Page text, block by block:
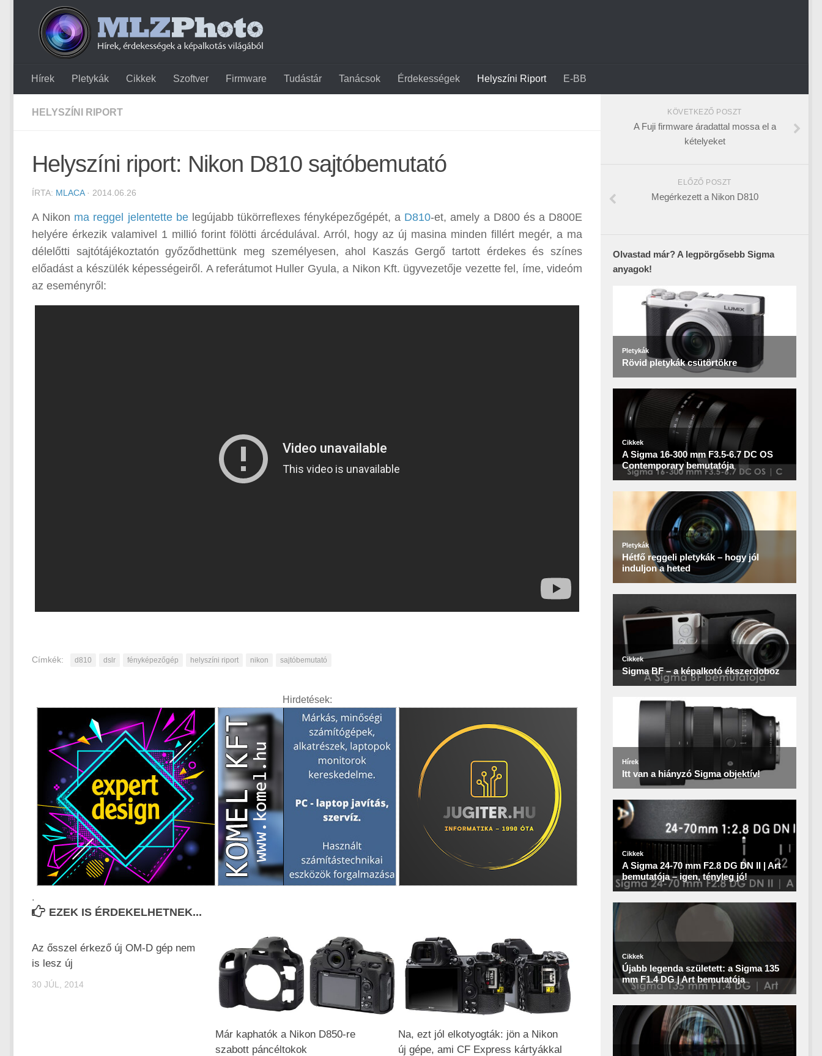
Hírek Pletykák Cikkek Szoftver Firmware Tudástár Tanácsok Érdekességek Helyszíni Riport E-BB
HELYSZÍNI RIPORT
Helyszíni riport: Nikon D810 sajtóbemutató
ÍRTA: MLACA· 2014.06.26
A Nikon ma reggel jelentette belegújabb tükörreflexes fényképezőgépét, a D810-et, amely a D800 és a D800E
helyére érkezik valamivel 1 millió forint fölötti árcédulával. Arról, hogy az új masina minden fillért megér, a ma
délelőtti sajtótájékoztatón győződhettünk meg személyesen, ahol Kaszás Gergő tartott érdekes és színes
előadást a készülék képességeiről. A referátumot Huller Gyula, a Nikon Kft. ügyvezetője vezette fel, íme, videóm
az eseményről:
Címkék: d810 dslr fényképezőgép helyszíni riport nikon sajtóbemutató
Hirdetések:
.
EZEK IS ÉRDEKELHETNEK...
Az ősszel érkező új OM-D gép nem
is lesz új
30 JÚL, 2014
Már kaphatók a Nikon D850-re
szabott páncéltokok
Na, ezt jól elkotyogták: jön a Nikon
új gépe, ami CF Express kártyákkal
KÖVETKEZŐ POSZT
A Fuji firmware áradattal mossa el a
kételyeket
ELŐZŐ POSZT
Megérkezett a Nikon D810
Olvastad már? A legpörgősebb Sigma
anyagok!